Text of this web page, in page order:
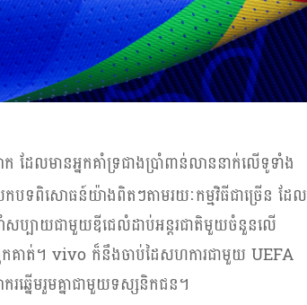
លមានអ្នកគាំទ្រជាងប្រាំពាន់លាននាក់លើទូទាំង
បទពិសោធន៍យ៉ាងពិតៗតាមរយៈកម្មវិធីជាច្រើន ដែល
សប្បាយជាមួយឌីជេលំដាប់អន្តរជាតិមួយចំនួនលើ
គាត់។ vivo ក៏នឹងចាប់ដៃសហការជាមួយ UEFA
រឆ្នើមរួមគ្នាជាមួយទស្សនិកជន។